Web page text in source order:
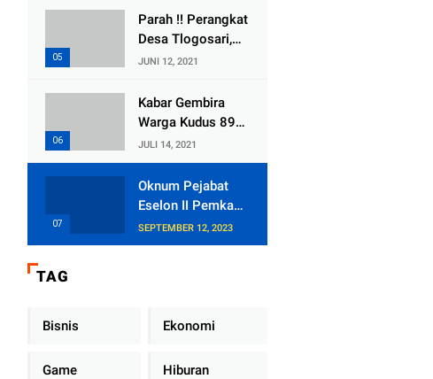
Selewengkan
Bantuan Mushola
Bersedia Bugil
Parah !! Perangkat
Desa Tlogosari,
Kecamatan
Embat Dana Bedah
Rumah dari
JUNI 12, 2021
Kabar Gembira
Warga Kudus 89
Persen RT di
Kudus Zona Hijau
JULI 14, 2021
Oknum Pejabat
Eselon II Pemkab
Lampung Utara
Asik Ngobrol
Dinas
SEPTEMBER 12, 2023
TAG
Bisnis Ekonomi
Game Hiburan